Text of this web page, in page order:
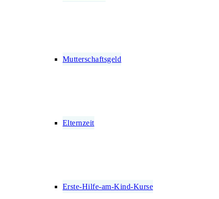
Mutterschaftsgeld
Elternzeit
Erste-Hilfe-am-Kind-Kurse